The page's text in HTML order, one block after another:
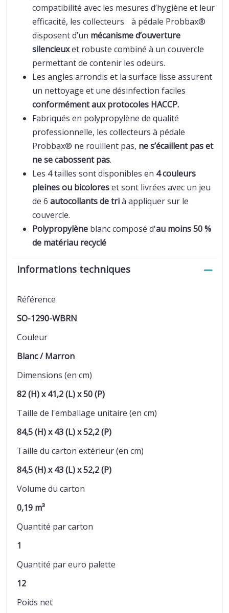
compatibilité avec les mesures d’hygiène et leur
efficacité, les collecteurs à pédale Probbax®
disposent d’un mécanisme d’ouverture
silencieuxet robuste combiné à un couvercle
permettant de contenir les odeurs.
Les angles arrondis et la surface lisse assurent
un nettoyage et une désinfection faciles
conformément aux protocoles HACCP.
Fabriqués en polypropylène de qualité
professionnelle, les collecteurs à pédale
Probbax® ne rouillent pas, ne s’écaillent pas et
ne se cabossent pas.
Les 4 tailles sont disponibles en 4 couleurs
pleines ou bicoloreset sont livrées avec un jeu
de 6 autocollants de trià appliquer sur le
couvercle.
Polypropylène blanc composé d'au moins 50 %
de matériau recyclé
Informations techniques
Référence
SO-1290-WBRN
Couleur
Blanc / Marron
Dimensions (en cm)
82 (H) x 41,2 (L) x 50 (P)
Taille de l'emballage unitaire (en cm)
84,5 (H) x 43 (L) x 52,2 (P)
Taille du carton extérieur (en cm)
84,5 (H) x 43 (L) x 52,2 (P)
Volume du carton
0,19 m³
Quantité par carton
1
Quantité par euro palette
12
Poids net